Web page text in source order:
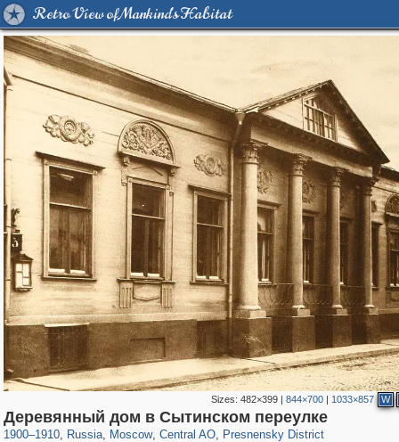
Retro View of Mankind's Habitat
Sizes: 482×399| 844×700| 1033×857 W
Деревянный дом в Сытинском переулке
1900–1910, Russia
1,406,144 29,243
, Moscow
319,779 8,286
, Central AO
159,978 5,916
, Presnensky District
13,344 396